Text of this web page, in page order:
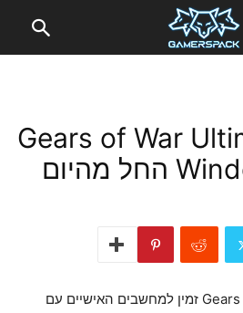
Gears of War
Gears of War: Ultimate Edition זמין למחשבים האישיים עם